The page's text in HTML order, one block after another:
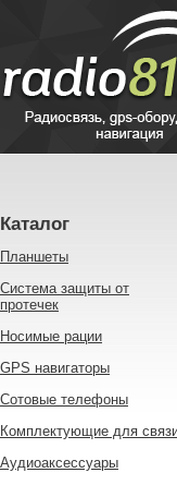
Каталог
Планшеты
Система защиты от
протечек
Носимые рации
GPS навигаторы
Сотовые телефоны
Комплектующие для
Аудиоаксессуары